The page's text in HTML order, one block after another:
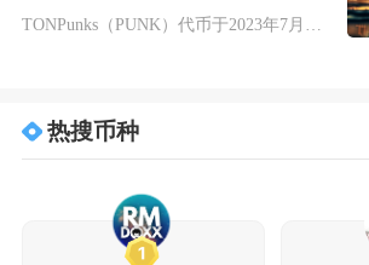
TONPunks（PUNK）代币于2023年7月21日正式发行，并同步上线去中心化交易所，
热搜币种
1